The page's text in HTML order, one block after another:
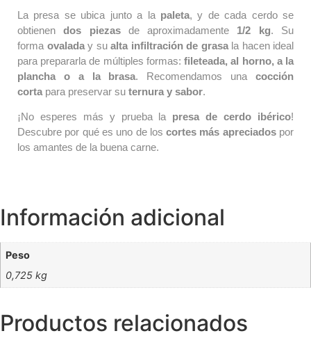
La presa se ubica junto a la paleta, y de cada cerdo se
obtienendos piezasde aproximadamente 1/2 kg. Su
forma ovaladay su alta infiltración de grasala hacen ideal
para prepararla de múltiples formas:fileteada, al horno, a la
plancha o a la brasa. Recomendamos unacocción
corta para preservar su ternura y sabor.
¡No esperes más y prueba la presa de cerdo ibérico!
Descubre por qué es uno de loscortes más apreciadospor
los amantes de la buena carne.
Información adicional
Peso
0,725 kg
Productos relacionados